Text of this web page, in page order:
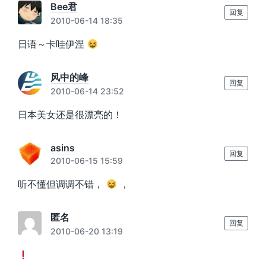
Bee君
2010-06-14 18:35
日语～卡哇伊涅
回复
风中的峰
2010-06-14 23:52
日本美女还是很漂亮的！
回复
asins
2010-06-15 15:59
听不懂但调调不错， ，
回复
匿名
2010-06-20 13:19
回复